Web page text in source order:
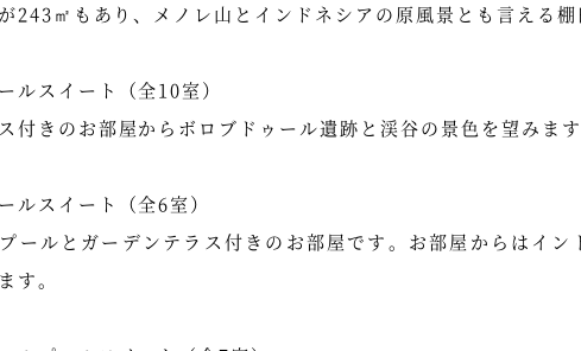
243㎡もあり、メノレ山とインドネシアの原風景とも言える棚
ルスイート（全10室）
付きのお部屋からボロブドゥール遺跡と渓谷の景色を望みます
ルスイート（全6室）
ールとガーデンテラス付きのお部屋です。お部屋からはイ
す。